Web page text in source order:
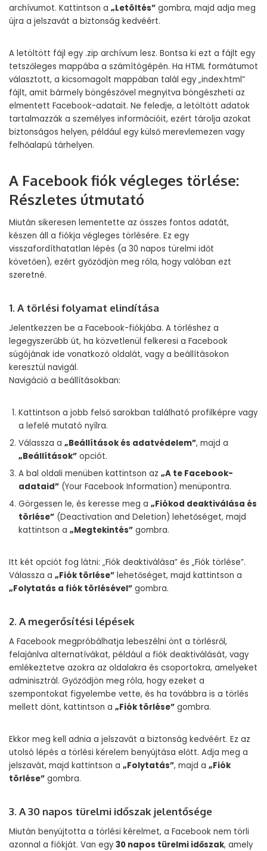
archívumot. Kattintson a „Letöltés” gombra, majd adja meg
újra a jelszavát a biztonság kedvéért.
A letöltött fájl egy .zip archívum lesz. Bontsa ki ezt a fájlt egy
tetszőleges mappába a számítógépén. Ha HTML formátumot
választott, a kicsomagolt mappában talál egy „index.html”
fájlt, amit bármely böngészővel megnyitva böngészheti az
elmentett Facebook-adatait. Ne feledje, a letöltött adatok
tartalmazzák a személyes információit, ezért tárolja azokat
biztonságos helyen, például egy külső merevlemezen vagy
felhőalapú tárhelyen.
A Facebook fiók végleges törlése:
Részletes útmutató
Miután sikeresen lementette az összes fontos adatát,
készen áll a fiókja végleges törlésére. Ez egy
visszafordíthatatlan lépés (a 30 napos türelmi időt
követően), ezért győződjön meg róla, hogy valóban ezt
szeretné.
1. A törlési folyamat elindítása
Jelentkezzen be a Facebook-fiókjába. A törléshez a
legegyszerűbb út, ha közvetlenül felkeresi a Facebook
súgójának ide vonatkozó oldalát, vagy a beállításokon
keresztül navigál.
Navigáció a beállításokban:
Kattintson a jobb felső sarokban található profilképre vagy
a lefelé mutató nyílra.
Válassza a „Beállítások és adatvédelem”, majd a
„Beállítások” opciót.
A bal oldali menüben kattintson az „A te Facebook-
adataid” (Your Facebook Information) menüpontra.
Görgessen le, és keresse meg a „Fiókod deaktiválása és
törlése” (Deactivation and Deletion) lehetőséget, majd
kattintson a „Megtekintés” gombra.
Itt két opciót fog látni: „Fiók deaktiválása” és „Fiók törlése”.
Válassza a „Fiók törlése” lehetőséget, majd kattintson a
„Folytatás a fiók törlésével” gombra.
2. A megerősítési lépések
A Facebook megpróbálhatja lebeszélni önt a törlésről,
felajánlva alternatívákat, például a fiók deaktiválását, vagy
emlékeztetve azokra az oldalakra és csoportokra, amelyeket
adminisztrál. Győződjön meg róla, hogy ezeket a
szempontokat figyelembe vette, és ha továbbra is a törlés
mellett dönt, kattintson a „Fiók törlése” gombra.
Ekkor meg kell adnia a jelszavát a biztonság kedvéért. Ez az
utolsó lépés a törlési kérelem benyújtása előtt. Adja meg a
jelszavát, majd kattintson a „Folytatás”, majd a „Fiók
törlése” gombra.
3. A 30 napos türelmi időszak jelentősége
Miután benyújtotta a törlési kérelmet, a Facebook nem törli
azonnal a fiókját. Van egy 30 napos türelmi időszak, amely